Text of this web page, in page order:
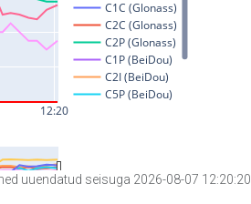
uuendatud seisuga 2026-08-07 12:20:20